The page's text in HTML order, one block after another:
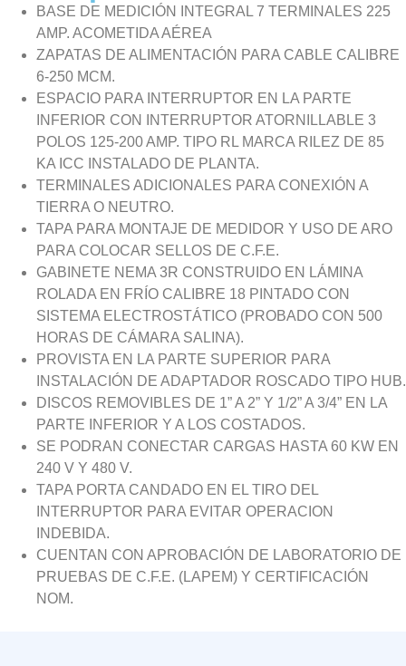
BASE DE MEDICIÓN INTEGRAL 7 TERMINALES 225
AMP. ACOMETIDA AÉREA
ZAPATAS DE ALIMENTACIÓN PARA CABLE CALIBRE
6-250 MCM.
ESPACIO PARA INTERRUPTOR EN LA PARTE
INFERIOR CON INTERRUPTOR ATORNILLABLE 3
POLOS 125-200 AMP. TIPO RL MARCA RILEZ DE 85
KA ICC INSTALADO DE PLANTA.
TERMINALES ADICIONALES PARA CONEXIÓN A
TIERRA O NEUTRO.
TAPA PARA MONTAJE DE MEDIDOR Y USO DE ARO
PARA COLOCAR SELLOS DE C.F.E.
GABINETE NEMA 3R CONSTRUIDO EN LÁMINA
ROLADA EN FRÍO CALIBRE 18 PINTADO CON
SISTEMA ELECTROSTÁTICO (PROBADO CON 500
HORAS DE CÁMARA SALINA).
PROVISTA EN LA PARTE SUPERIOR PARA
INSTALACIÓN DE ADAPTADOR ROSCADO TIPO HUB.
DISCOS REMOVIBLES DE 1” A 2” Y 1/2” A 3/4” EN LA
PARTE INFERIOR Y A LOS COSTADOS.
SE PODRAN CONECTAR CARGAS HASTA 60 KW EN
240 V Y 480 V.
TAPA PORTA CANDADO EN EL TIRO DEL
INTERRUPTOR PARA EVITAR OPERACION
INDEBIDA.
CUENTAN CON APROBACIÓN DE LABORATORIO DE
PRUEBAS DE C.F.E. (LAPEM) Y CERTIFICACIÓN
NOM.